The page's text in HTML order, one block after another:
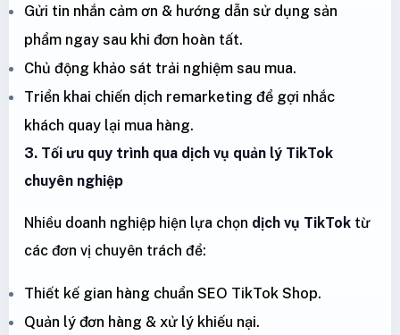
Gửi tin nhắn cảm ơn & hướng dẫn sử dụng sản
phẩm ngay sau khi đơn hoàn tất.
Chủ động khảo sát trải nghiệm sau mua.
Triển khai chiến dịch remarketing để gợi nhắc
khách quay lại mua hàng.
3. Tối ưu quy trình qua dịch vụ quản lý TikTok
chuyên nghiệp
Nhiều doanh nghiệp hiện lựa chọn dịch vụ TikTok từ
các đơn vị chuyên trách để:
Thiết kế gian hàng chuẩn SEO TikTok Shop.
Quản lý đơn hàng & xử lý khiếu nại.